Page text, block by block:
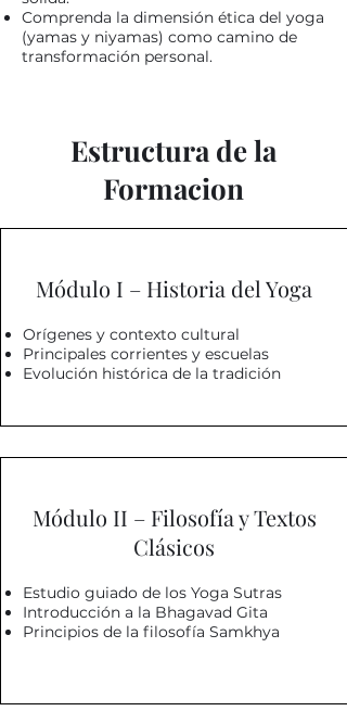
Comprenda la dimensión ética del yoga
(yamas y niyamas) como camino de
transformación personal.
Estructura de la
Formacion
Módulo I – Historia del Yoga
Orígenes y contexto cultural
Principales corrientes y escuelas
Evolución histórica de la tradición
Módulo II – Filosofía y Textos
Clásicos
Estudio guiado de los Yoga Sutras
Introducción a la Bhagavad Gita
Principios de la filosofía Samkhya